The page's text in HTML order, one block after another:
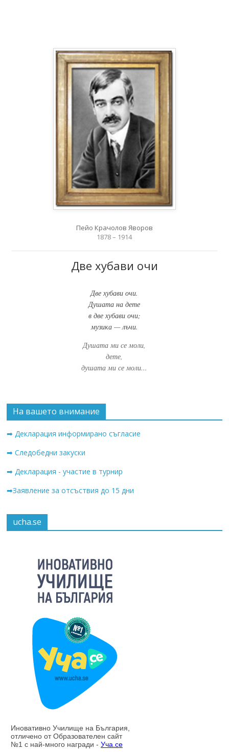
Пейо Крачолов Яворов
1878 – 1914
Две хубави очи
Две хубави очи.
Душата на дете
в две хубави очи;
музика — лъчи.
Душата ми се моли,
дете,
душата ми се моли...
На вашето внимание
➡ Декларация информирано съгласие
➡ Следобедни закуски
➡ Декларация - участие в турнир
➡Заявление за отсъствия до 15 дни
ucha.se